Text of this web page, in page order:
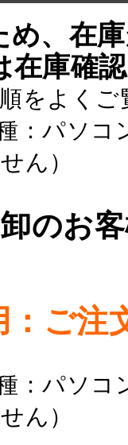
め、在
在庫確
をよくご
：パソ
ん）
のお
：ご注
：パソ
ん）